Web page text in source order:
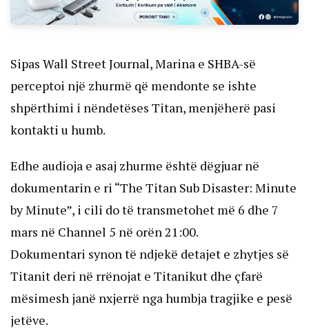
Sipas Wall Street Journal, Marina e SHBA-së
perceptoi një zhurmë që mendonte se ishte
shpërthimi i nëndetëses Titan, menjëherë pasi
kontakti u humb.
Edhe audioja e asaj zhurme është dëgjuar në
dokumentarin e ri “The Titan Sub Disaster: Minute
by Minute”, i cili do të transmetohet më 6 dhe 7
mars në Channel 5 në orën 21:00.
Dokumentari synon të ndjekë detajet e zhytjes së
Titanit deri në rrënojat e Titanikut dhe çfarë
mësimesh janë nxjerrë nga humbja tragjike e pesë
jetëve.